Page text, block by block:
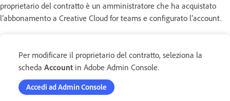
proprietario del contratto è un amministratore che ha acquistato
l’abbonamento a Creative Cloud for teams e configurato l’account.
Per modificare il proprietario del contratto, seleziona la
scheda Account in Adobe Admin Console.
Accedi ad Admin Console